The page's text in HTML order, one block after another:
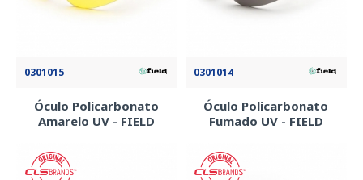
0301015
Óculo Policarbonato
Amarelo UV - FIELD
0301014
Óculo Policarbonato
Fumado UV - FIELD